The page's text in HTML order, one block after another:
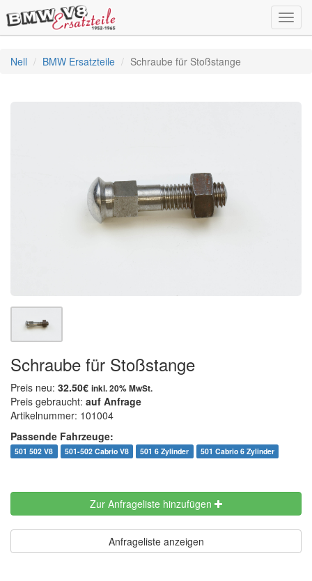
Nell BMW Ersatzteile Schraube für Stoßstange
Schraube für Stoßstange
Preis neu: 32.50€ inkl. 20% MwSt.
Preis gebraucht: auf Anfrage
Artikelnummer: 101004
Passende Fahrzeuge:
501 502 V8 501-502 Cabrio V8 501 6 Zylinder 501 Cabrio 6 Zylinder
Zur Anfrageliste hinzufügen
Anfrageliste anzeigen